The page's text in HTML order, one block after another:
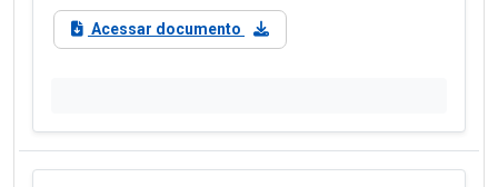
Acessar documento